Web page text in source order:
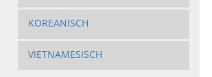
KOREANISCH
VIETNAMESISCH